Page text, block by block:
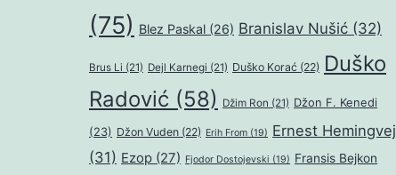
(75) Blez Paskal (26) Branislav Nušić (32)
Brus Li (21) Dejl Karnegi (21) Duško Korać (22) Duško
Radović (58) Džim Ron (21) Džon F. Kenedi
(23) Džon Vuden (22) Erih From (19) Ernest Hemingvej
(31) Ezop (27) Fjodor Dostojevski (19) Fransis Bejkon